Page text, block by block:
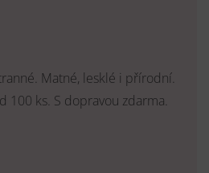
Matné, lesklé i přírodní.
100 ks. S dopravou zdarma.